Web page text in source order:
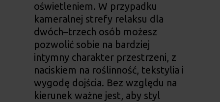
oświetleniem. W przypadku
kameralnej strefy relaksu dla
dwóch–trzech osób możesz
pozwolić sobie na bardziej
intymny charakter przestrzeni, z
naciskiem na roślinność, tekstylia i
wygodę dojścia. Bez względu na
kierunek ważne jest, aby styl